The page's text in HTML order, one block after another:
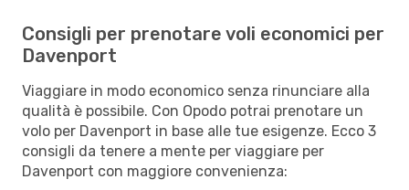
Consigli per prenotare voli economici per
Davenport
Viaggiare in modo economico senza rinunciare alla
qualità è possibile. Con Opodo potrai prenotare un
volo per Davenport in base alle tue esigenze. Ecco 3
consigli da tenere a mente per viaggiare per
Davenport con maggiore convenienza: